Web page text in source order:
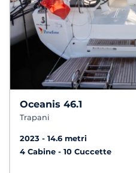
Oceanis 46.1
Trapani
2023
14.6 metri
4 Cabine
10 Cuccette